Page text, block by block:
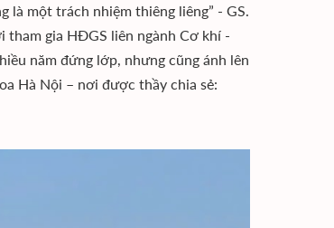
là một trách nhiệm thiêng liêng” - GS.
tham gia HĐGS liên ngành Cơ khí -
năm đứng lớp, nhưng cũng ánh lên
Hà Nội – nơi được thầy chia sẻ: